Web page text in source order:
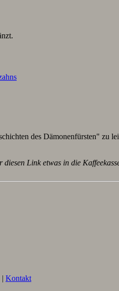
des Dämonenfürsten" zu
Link etwas in die
| Kontakt